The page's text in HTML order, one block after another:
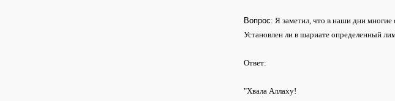
Вопрос: Я заметил, что в наши дни
Установлен ли в шариате определенный
Ответ:
"Хвала Аллаху!